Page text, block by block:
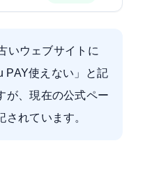
いウェブサイトに
PAY使えない」と記
が、現在の公式ペー
れています。